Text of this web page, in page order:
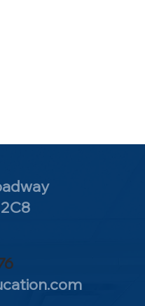
学奥林匹克竞赛